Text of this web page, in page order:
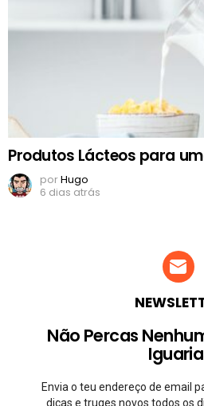
Produtos Lácteos para
porHugo
6 dias atrás
Não Percas
Envia o teu endereço de email
dicas e truqes novos todos os